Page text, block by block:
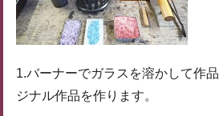
1.バーナーでガラスを溶かして作
ジナル作品を作ります。